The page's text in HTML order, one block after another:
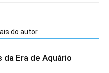
do autor
da Era de Aquário